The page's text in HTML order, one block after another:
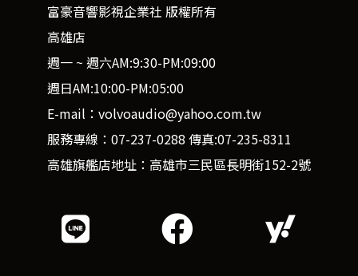
富豪音響影視企業社 版權所有
高雄店
週一 ~ 週六AM:9:30-PM:09:00
週日AM:10:00-PM:05:00
E-mail：volvoaudio@yahoo.com.tw
服務專線：07-237-0288 傳真:07-235-8311
高雄旗艦店地址：高雄市三民區長明街152-2號